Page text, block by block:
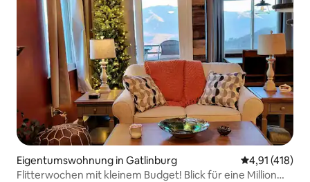
Eigentumswohnung in Gatlinburg
4,91 (418)
Flitterwochen mit kleinem Budget! Blick für eine Million